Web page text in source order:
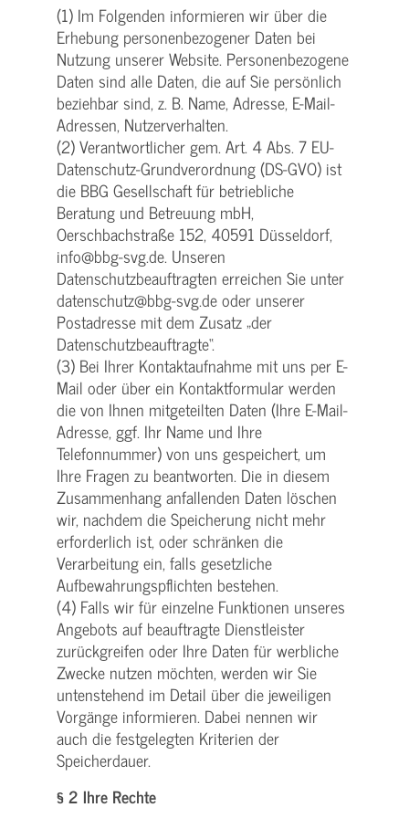
(1) Im Folgenden informieren wir über die
Erhebung personenbezogener Daten bei
Nutzung unserer Website. Personenbezogene
Daten sind alle Daten, die auf Sie persönlich
beziehbar sind, z. B. Name, Adresse, E-Mail-
Adressen, Nutzerverhalten.
(2) Verantwortlicher gem. Art. 4 Abs. 7 EU-
Datenschutz-Grundverordnung (DS-GVO) ist
die BBG Gesellschaft für betriebliche
Beratung und Betreuung mbH,
Oerschbachstraße 152, 40591 Düsseldorf,
info@bbg-svg.de. Unseren
Datenschutzbeauftragten erreichen Sie unter
datenschutz@bbg-svg.de oder unserer
Postadresse mit dem Zusatz „der
Datenschutzbeauftragte“.
(3) Bei Ihrer Kontaktaufnahme mit uns per E-
Mail oder über ein Kontaktformular werden
die von Ihnen mitgeteilten Daten (Ihre E-Mail-
Adresse, ggf. Ihr Name und Ihre
Telefonnummer) von uns gespeichert, um
Ihre Fragen zu beantworten. Die in diesem
Zusammenhang anfallenden Daten löschen
wir, nachdem die Speicherung nicht mehr
erforderlich ist, oder schränken die
Verarbeitung ein, falls gesetzliche
Aufbewahrungspflichten bestehen.
(4) Falls wir für einzelne Funktionen unseres
Angebots auf beauftragte Dienstleister
zurückgreifen oder Ihre Daten für werbliche
Zwecke nutzen möchten, werden wir Sie
untenstehend im Detail über die jeweiligen
Vorgänge informieren. Dabei nennen wir
auch die festgelegten Kriterien der
Speicherdauer.
§ 2 Ihre Rechte